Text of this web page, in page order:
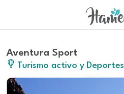
Aventura Sport
Turismo activo y Deportes